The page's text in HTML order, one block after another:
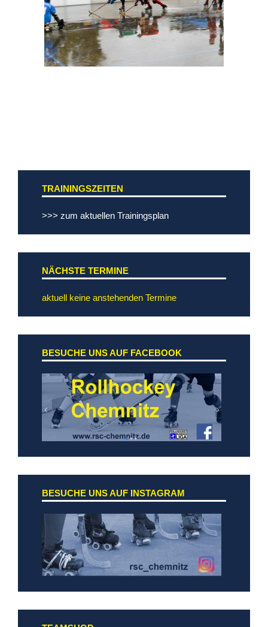
TRAININGSZEITEN
>>> zum aktuellen Trainingsplan
NÄCHSTE TERMINE
aktuell keine anstehenden Termine
BESUCHE UNS AUF FACEBOOK
BESUCHE UNS AUF INSTAGRAM